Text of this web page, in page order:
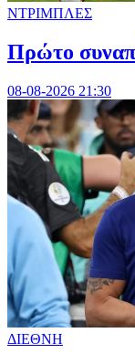
ΝΤΡΙΜΠΛΕΣ
Πρώτο
08-08-2026 21:30
ΔΙΕΘΝΗ